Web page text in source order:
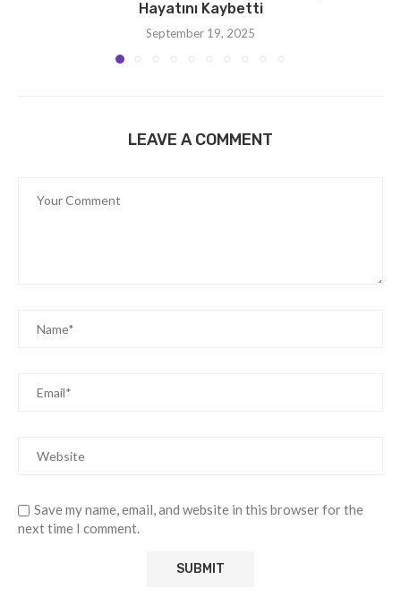
Hayatını Kaybetti
September 19, 2025
LEAVE A COMMENT
Save my name, email, and website in this browser for the
next time I comment.